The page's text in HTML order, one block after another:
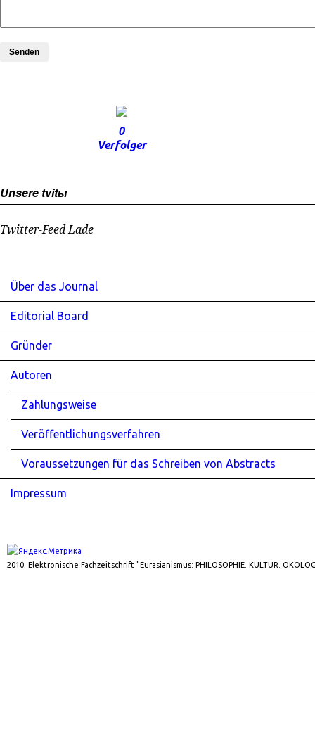
Senden
0
Verfolger
Unsere tvitы
Twitter-Feed Lade
Über das Journal
Editorial Board
Gründer
Autoren
Zahlungsweise
Veröffentlichungsverfahren
Voraussetzungen für das Schreiben von Abstracts
Impressum
2010. Elektronische Fachzeitschrift "Eurasianismus: PHILOSOPHIE. KULTUR.